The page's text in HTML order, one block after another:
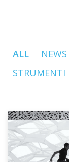
ALL NEWS
STRUMENTI